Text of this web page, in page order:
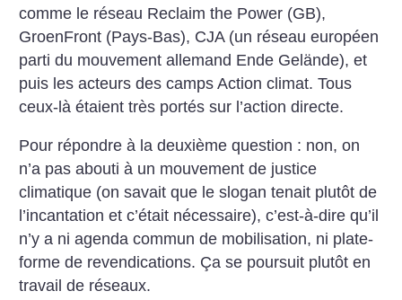
comme le réseau Reclaim the Power (GB),
GroenFront (Pays-Bas), CJA (un réseau européen
parti du mouvement allemand Ende Gelände), et
puis les acteurs des camps Action climat. Tous
ceux-là étaient très portés sur l’action directe.
Pour répondre à la deuxième question : non, on
n’a pas abouti à un mouvement de justice
climatique (on savait que le slogan tenait plutôt de
l’incantation et c’était nécessaire), c’est-à-dire qu’il
n’y a ni agenda commun de mobilisation, ni plate-
forme de revendications. Ça se poursuit plutôt en
travail de réseaux.